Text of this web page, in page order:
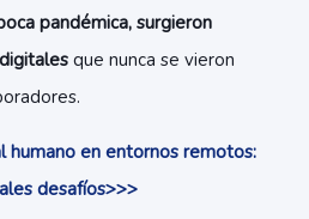
pandémica, surgieron
que nunca se vieron
humano en entornos remotos:
desafíos>>>